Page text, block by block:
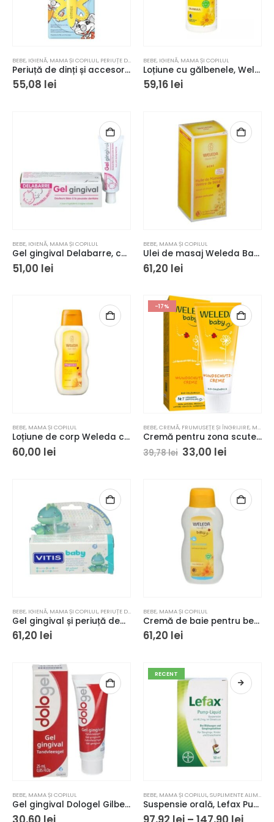
BEBE, IGIENĂ, MAMA ȘI COPILUL , PERIUȚE DE DINȚI
Periuță de dinți și accesoriu dentiție Elmex Baby
55,08 lei
BEBE, IGIENĂ, MAMA ȘI COPILUL
Loțiune cu gălbenele, Weleda Baby, pentru curățarea bebelușului 400 ml
59,16 lei
BEBE, IGIENĂ, MAMA ȘI COPILUL
Gel gingival Delabarre, calmează durerile atribuite dentiției 20 gr
51,00 lei
BEBE, MAMA ȘI COPILUL
Ulei de masaj Weleda Baby pentru burtica bebelușului, Bio, 50 ml
61,20 lei
BEBE, MAMA ȘI COPILUL
Loțiune de corp Weleda cu gălbenele 200ml
60,00 lei
-17%
BEBE,CREMĂ, FRUMUSEȚE ȘI ÎNGRIJIRE, MAMA ȘI COPILUL
Cremă pentru zona scutecului Weleda Baby cu gălbenele, 75 ml
39,78lei Prețul
inițial
39,78 lei.
33,00 leiPrețul
BEBE, IGIENĂ, MAMA ȘI COPILUL, PERIUȚE DE DINȚI
Gel gingival și periuță degetar, VITIS Baby 30 ml
61,20 lei
BEBE, MAMA ȘI COPILUL
Cremă de baie pentru bebeluși, Weleda Baby, cu gălbenele, BIO, 200ml
61,20 lei
BEBE, MAMA ȘI COPILUL
Gel gingival Dologel Gilbert 25 ml
RECENT
produs
are
BEBE, MAMA ȘI COPILUL,SUPLIMENTE ALIMENTARE
Suspensie orală, Lefax Pump Liquid